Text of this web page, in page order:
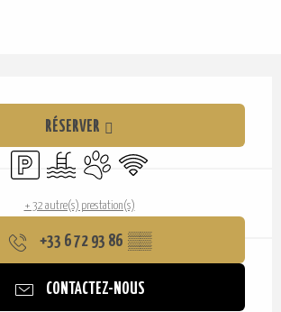
coordonnées
RÉSERVER
Parking Piscine Animaux acceptés
WiFi
+ 32 autre(s) prestation(s)
+33 6 72 93 86 ▒▒
CONTACTEZ-NOUS